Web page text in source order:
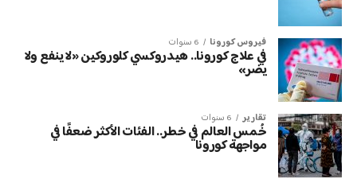
فيروس كورونا 6 سنوات
في علاج كورونا.. هيدروكسي كلوروكين «لا ينفع ولا
يضر»
تقارير 6 سنوات
خُمس العالم في خطر.. الفئات الأكثر ضعفًا في
مواجهة كورونا